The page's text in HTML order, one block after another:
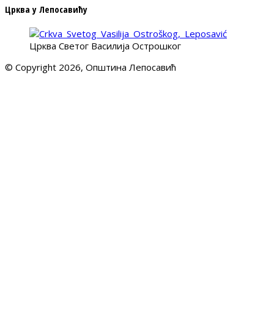
Црква у Лепосавићу
Црква Светог Василија Острошког
© Copyright 2026, Општина Лепосавић